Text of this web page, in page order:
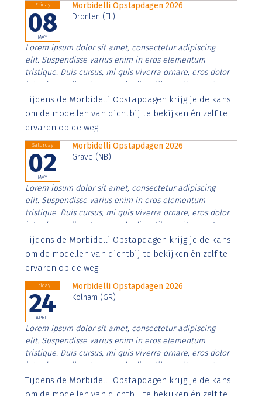
Friday
08
MAY
Morbidelli Opstapdagen 2026
Dronten (FL)
Lorem ipsum dolor sit amet, consectetur adipiscing
elit. Suspendisse varius enim in eros elementum
tristique. Duis cursus, mi quis viverra ornare, eros dolor
interdum nulla, ut commodo diam libero vitae erat.
Aenean faucibus nibh et justo cursus id rutrum lorem
imperdiet. Nunc ut sem vitae risus tristique posuere.
Tijdens de Morbidelli Opstapdagen krijg je de kans
om de modellen van dichtbij te bekijken én zelf te
ervaren op de weg.
Saturday
02
MAY
Morbidelli Opstapdagen 2026
Grave (NB)
Lorem ipsum dolor sit amet, consectetur adipiscing
elit. Suspendisse varius enim in eros elementum
tristique. Duis cursus, mi quis viverra ornare, eros dolor
interdum nulla, ut commodo diam libero vitae erat.
Aenean faucibus nibh et justo cursus id rutrum lorem
imperdiet. Nunc ut sem vitae risus tristique posuere.
Tijdens de Morbidelli Opstapdagen krijg je de kans
om de modellen van dichtbij te bekijken én zelf te
ervaren op de weg.
Friday
24
APRIL
Morbidelli Opstapdagen 2026
Kolham (GR)
Lorem ipsum dolor sit amet, consectetur adipiscing
elit. Suspendisse varius enim in eros elementum
tristique. Duis cursus, mi quis viverra ornare, eros dolor
interdum nulla, ut commodo diam libero vitae erat.
Aenean faucibus nibh et justo cursus id rutrum lorem
imperdiet. Nunc ut sem vitae risus tristique posuere.
Tijdens de Morbidelli Opstapdagen krijg je de kans